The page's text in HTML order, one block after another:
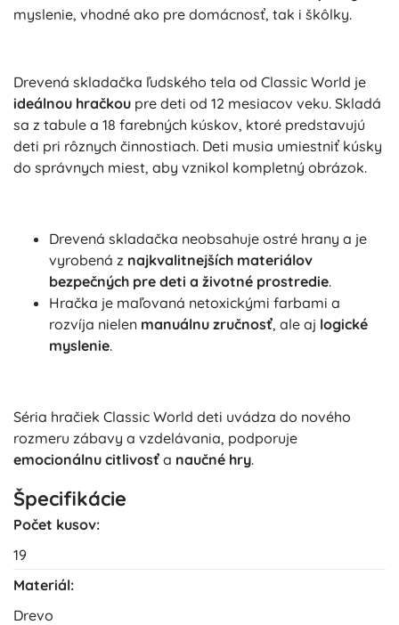
myslenie, vhodné ako pre domácnosť, tak i škôlky.
Drevená skladačka ľudského tela od Classic World je
ideálnou hračkou pre deti od 12 mesiacov veku. Skladá
sa z tabule a 18 farebných kúskov, ktoré predstavujú
deti pri rôznych činnostiach. Deti musia umiestniť kúsky
do správnych miest, aby vznikol kompletný obrázok.
Drevená skladačka neobsahuje ostré hrany a je
vyrobená z najkvalitnejších materiálov
bezpečných pre deti a životné prostredie.
Hračka je maľovaná netoxickými farbami a
rozvíja nielen manuálnu zručnosť, ale aj logické
myslenie.
Séria hračiek Classic World deti uvádza do nového
rozmeru zábavy a vzdelávania, podporuje
emocionálnu citlivosť a naučné hry.
Špecifikácie
Počet kusov:
19
Materiál:
Drevo